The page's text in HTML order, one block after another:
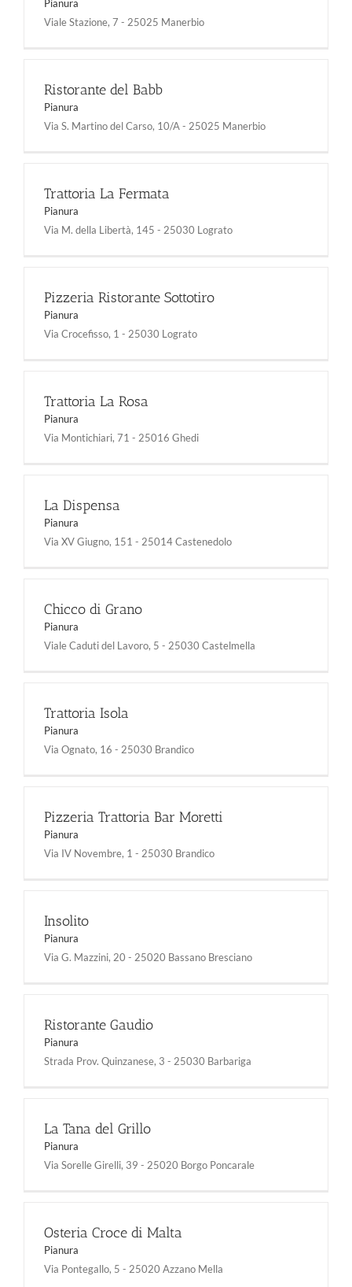
Pianura
Viale Stazione, 7 - 25025 Manerbio
Ristorante del Babb
Pianura
Via S. Martino del Carso, 10/A - 25025 Manerbio
Trattoria La Fermata
Pianura
Via M. della Libertà, 145 - 25030 Lograto
Pizzeria Ristorante Sottotiro
Pianura
Via Crocefisso, 1 - 25030 Lograto
Trattoria La Rosa
Pianura
Via Montichiari, 71 - 25016 Ghedi
La Dispensa
Pianura
Via XV Giugno, 151 - 25014 Castenedolo
Chicco di Grano
Pianura
Viale Caduti del Lavoro, 5 - 25030 Castelmella
Trattoria Isola
Pianura
Via Ognato, 16 - 25030 Brandico
Pizzeria Trattoria Bar Moretti
Pianura
Via IV Novembre, 1 - 25030 Brandico
Insolito
Pianura
Via G. Mazzini, 20 - 25020 Bassano Bresciano
Ristorante Gaudio
Pianura
Strada Prov. Quinzanese, 3 - 25030 Barbariga
La Tana del Grillo
Pianura
Via Sorelle Girelli, 39 - 25020 Borgo Poncarale
Osteria Croce di Malta
Pianura
Via Pontegallo, 5 - 25020 Azzano Mella